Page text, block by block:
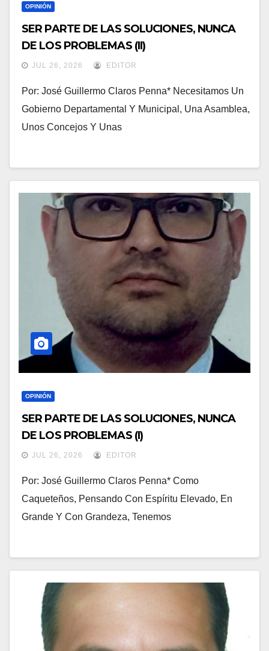
OPINIÓN
SER PARTE DE LAS SOLUCIONES, NUNCA
DE LOS PROBLEMAS (II)
JUL 26, 2026 EDITOR
Por: José Guillermo Claros Penna* Necesitamos Un
Gobierno Departamental Y Municipal, Una Asamblea,
Unos Concejos Y Unas
OPINIÓN
SER PARTE DE LAS SOLUCIONES, NUNCA
DE LOS PROBLEMAS (I)
JUL 26, 2026 EDITOR
Por: José Guillermo Claros Penna* Como
Caqueteños, Pensando Con Espíritu Elevado, En
Grande Y Con Grandeza, Tenemos